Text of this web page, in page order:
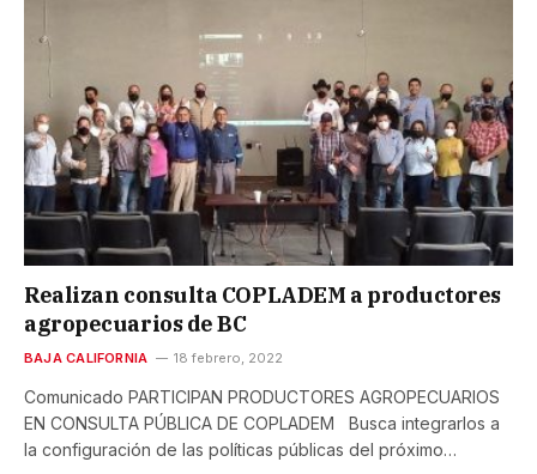
Realizan consulta COPLADEM a productores
agropecuarios de BC
BAJA CALIFORNIA 18 febrero, 2022
Comunicado PARTICIPAN PRODUCTORES AGROPECUARIOS
EN CONSULTA PÚBLICA DE COPLADEM Busca integrarlos a
la configuración de las políticas públicas del próximo…